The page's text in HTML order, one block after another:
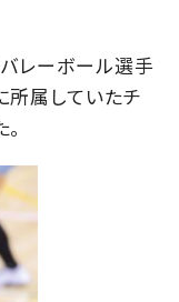
レーボール選手
所属していたチ